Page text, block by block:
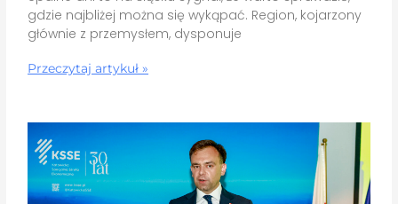
gdzie najbliżej można się wykąpać. Region, kojarzony
głównie z przemysłem, dysponuje
Przeczytaj artykuł »